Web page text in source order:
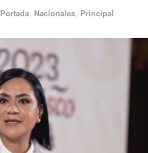
Portada, Nacionales, Principal